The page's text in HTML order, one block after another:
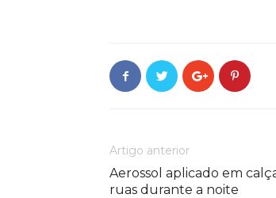
Artigo anterior
Aerossol aplicado em
ruas durante a noite